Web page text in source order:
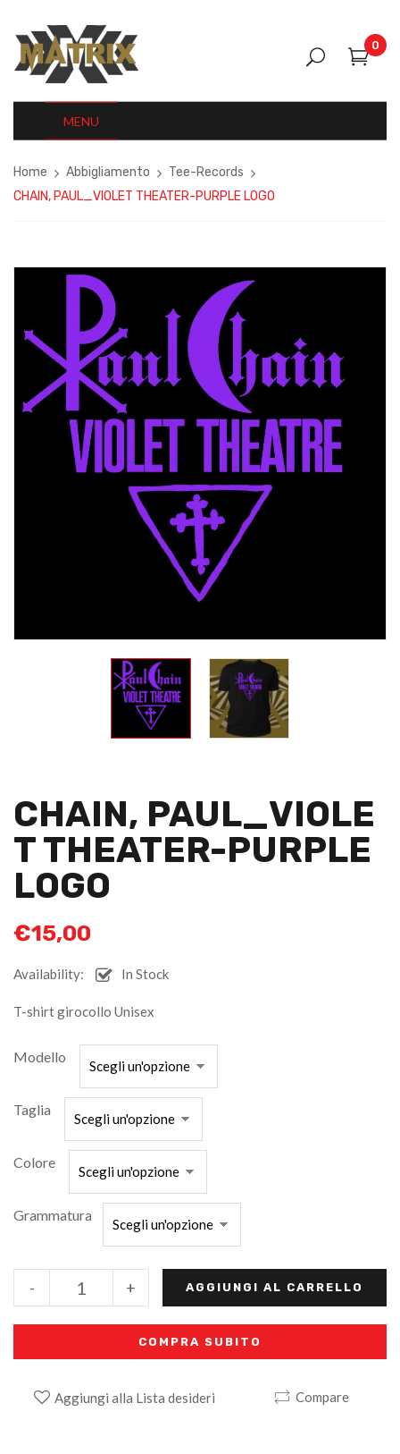
0
MENU
Home Abbigliamento
Tee-Records
CHAIN, PAUL_VIOLET THEATER-PURPLE LOGO
CHAIN, PAUL_VIOLE
T THEATER-PURPLE
LOGO
€15,00
Availability: In Stock
T-shirt girocollo Unisex
Modello
Taglia
Colore
Grammatura
+
- AGGIUNGI AL CARRELLO
COMPRA SUBITO
Aggiungi alla Lista desideri Compare